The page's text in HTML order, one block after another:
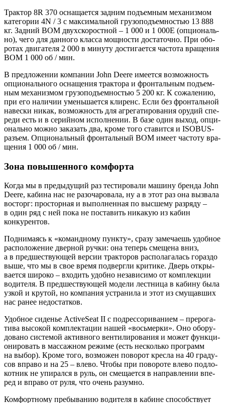
Трак­тор 8R 370 осна­ща­ет­ся зад­ним подъ­ем­ным меха­низ­мом
кате­го­рии 4N / 3 с мак­си­маль­ной гру­зо­подъ­ем­но­стью 13 888
кг. Зад­ний ВОМ двух­ско­рост­ной – 1 000 и 1 000Е (опци­о­наль­
но), чего для дан­но­го клас­са мощ­но­сти доста­точ­но. При обо­
ро­тах дви­га­те­ля 2 000 в мину­ту дости­га­ет­ся часто­та вра­ще­ния
ВОМ 1 000 об / мин.
В пред­ло­же­нии ком­па­нии John Deere име­ет­ся воз­мож­ность
опци­о­наль­но­го осна­ще­ния трак­то­ра и фрон­таль­ным подъ­ем­
ным меха­низ­мом гру­зо­подъ­ем­но­стью 5 200 кг. К сожа­ле­нию,
при его нали­чии умень­ша­ет­ся кли­ренс. Если без фрон­таль­ной
навес­ки никак, воз­мож­ность для агре­га­ти­ро­ва­ния ору­дий спе­
ре­ди есть и в серий­ном испол­не­нии. В базе один выход, опци­
о­наль­но мож­но зака­зать два, кро­ме того ста­вит­ся и ISOBUS-
разъ­ем. Опци­о­наль­ный фрон­таль­ный ВОМ име­ет часто­ту вра­
ще­ния 1 000 об / мин.
Зона повышенного комфорта
Когда мы в преды­ду­щий раз тести­ро­ва­ли маши­ну брен­да John
Deere, каби­на нас не разо­ча­ро­ва­ла, ну а в этот раз она вызва­ла
вос­торг: про­стор­ная и выпол­нен­ная по выс­ше­му раз­ря­ду –
в один ряд с ней пока не поста­вить ника­кую из кабин
конкурентов.
Под­ни­ма­ясь к «команд­но­му пунк­ту», сра­зу заме­ча­ешь удоб­ное
рас­по­ло­же­ние двер­ной руч­ки: она теперь сме­ще­на вниз,
а в пред­ше­ству­ю­щей вер­сии трак­то­ров рас­по­ла­га­лась гораз­до
выше, что мы в свое вре­мя под­верг­ли кри­ти­ке. Дверь откры­
ва­ет­ся широ­ко – вхо­дить удоб­но неза­ви­си­мо от ком­плек­ции
води­те­ля. В пред­ше­ству­ю­щей моде­ли лест­ни­ца в каби­ну была
узкой и кру­той, но ком­па­ния устра­ни­ла и этот из сму­щав­ших
нас ранее недостатков.
Удоб­ное сиде­нье ActiveSeat II с подрессо­ри­ва­ни­ем – пре­ро­га­
ти­ва высо­кой ком­плек­та­ции нашей «вось­мер­ки». Оно обо­ру­
до­ва­но систе­мой актив­но­го вен­ти­ли­ро­ва­ния и может функ­ци­
о­ни­ро­вать в мас­саж­ном режи­ме (есть несколь­ко про­грамм
на выбор). Кро­ме того, воз­мо­жен пово­рот крес­ла на 40 гра­ду­
сов впра­во и на 25 – вле­во. Что­бы при пово­ро­те вле­во под­ло­
кот­ник не упи­рал­ся в руль, он сме­ща­ет­ся в направ­ле­нии впе­
ред и впра­во от руля, что очень разумно.
Ком­форт­но­му пре­бы­ва­нию води­те­ля в кабине спо­соб­ству­ет